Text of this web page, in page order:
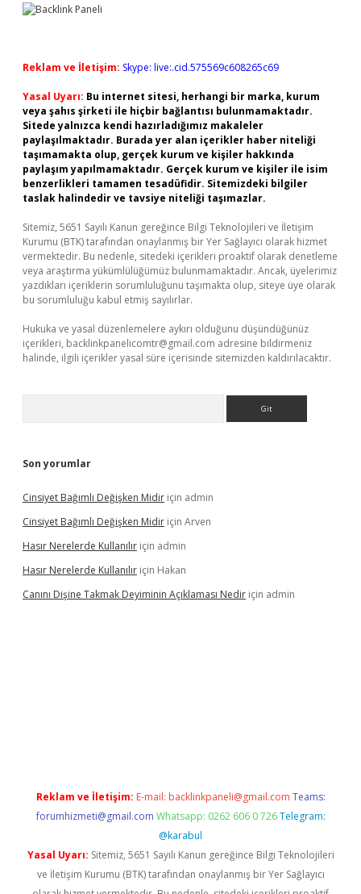
Reklam ve İletişim: Skype: live:.cid.575569c608265c69
Yasal Uyarı: Bu internet sitesi, herhangi bir marka, kurum
veya şahıs şirketi ile hiçbir bağlantısı bulunmamaktadır.
Sitede yalnızca kendi hazırladığımız makaleler
paylaşılmaktadır. Burada yer alan içerikler haber niteliği
taşımamakta olup, gerçek kurum ve kişiler hakkında
paylaşım yapılmamaktadır. Gerçek kurum ve kişiler ile isim
benzerlikleri tamamen tesadüfidir. Sitemizdeki bilgiler
taslak halindedir ve tavsiye niteliği taşımazlar.
Sitemiz, 5651 Sayılı Kanun gereğince Bilgi Teknolojileri ve İletişim
Kurumu (BTK) tarafından onaylanmış bir Yer Sağlayıcı olarak hizmet
vermektedir. Bu nedenle, sitedeki içerikleri proaktif olarak denetleme
veya araştırma yükümlülüğümüz bulunmamaktadır. Ancak, üyelerimiz
yazdıkları içeriklerin sorumluluğunu taşımakta olup, siteye üye olarak
bu sorumluluğu kabul etmiş sayılırlar.
Hukuka ve yasal düzenlemelere aykırı olduğunu düşündüğünüz
içerikleri, backlinkpanelicomtr@gmail.com adresine bildirmeniz
halinde, ilgili içerikler yasal süre içerisinde sitemizden kaldırılacaktır.
Son yorumlar
Cinsiyet Bağımlı Değişken Midir için admin
Cinsiyet Bağımlı Değişken Midir için Arven
Hasır Nerelerde Kullanılır için admin
Hasır Nerelerde Kullanılır için Hakan
Canını Dişine Takmak Deyiminin Açıklaması Nedir için admin
Reklam ve İletişim: E-mail: backlinkpaneli@gmail.com Teams:
forumhizmeti@gmail.com Whatsapp: 0262 606 0 726 Telegram:
@karabul
Yasal Uyarı: Sitemiz, 5651 Sayılı Kanun gereğince Bilgi Teknolojileri
ve İletişim Kurumu (BTK) tarafından onaylanmış bir Yer Sağlayıcı